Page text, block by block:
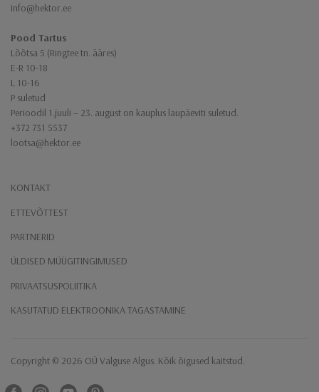
info@hektor.ee
Pood Tartus
Lõõtsa 5 (Ringtee tn. ääres)
E-R 10-18
L 10-16
P suletud
Perioodil 1.juuli – 23. august on kauplus laupäeviti suletud.
+372 731 5537
lootsa@hektor.ee
KONTAKT
ETTEVÕTTEST
PARTNERID
ÜLDISED MÜÜGITINGIMUSED
PRIVAATSUSPOLIITIKA
KASUTATUD ELEKTROONIKA TAGASTAMINE
Copyright ​© 2026 ​OÜ Valguse Algus​. Kõik õigused kaitstud.